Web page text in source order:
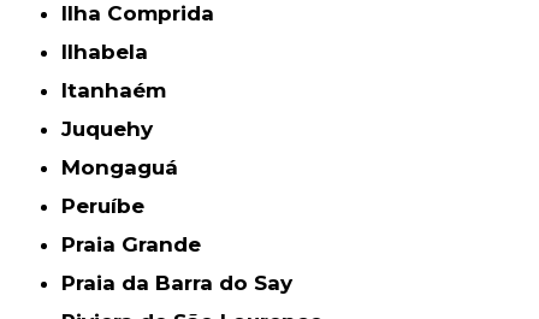
Ilha Comprida
Ilhabela
Itanhaém
Juquehy
Mongaguá
Peruíbe
Praia Grande
Praia da Barra do Say